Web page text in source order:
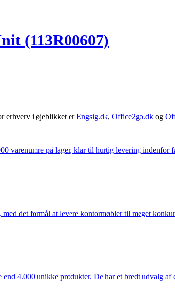
(113R00607)
erhverv i øjeblikket erEngsig.dk, Office2go.dk og
varenumre på lager, klar til hurtig levering
det formål at levere kontormøbler til meget
4.000 unikke produkter. De har et bredt udvalg